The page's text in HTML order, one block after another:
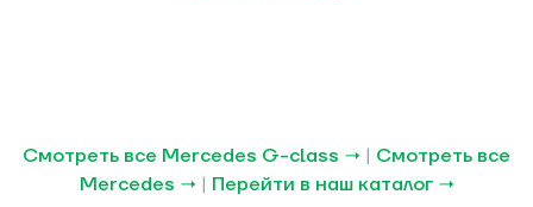
Смотреть все Mercedes G-class → | Смотреть все
Mercedes → | Перейти в наш каталог →